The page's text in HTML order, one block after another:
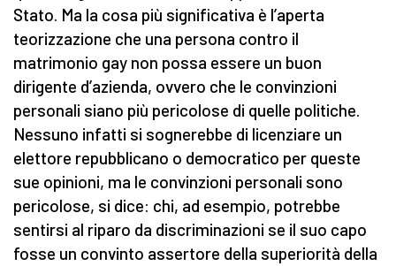
Stato. Ma la cosa più significativa è l’aperta
teorizzazione che una persona contro il
matrimonio gay non possa essere un buon
dirigente d’azienda, ovvero che le convinzioni
personali siano più pericolose di quelle politiche.
Nessuno infatti si sognerebbe di licenziare un
elettore repubblicano o democratico per queste
sue opinioni, ma le convinzioni personali sono
pericolose, si dice: chi, ad esempio, potrebbe
sentirsi al riparo da discriminazioni se il suo capo
fosse un convinto assertore della superiorità della